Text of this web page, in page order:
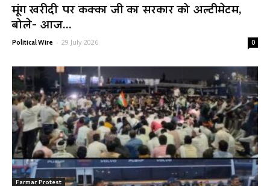
मूंग खरीदी पर कक्का जी का सरकार को अल्टीमेटम,
बोले- आज...
Political Wire - 29 July 2026 0
Farmar Protest